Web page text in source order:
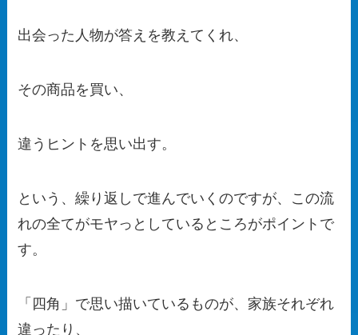
出会った人物が答えを教えてくれ、
その商品を買い、
違うヒントを思い出す。
という、繰り返しで進んでいくのですが、この流
れの全てがモヤっとしているところがポイントで
す。
「四角」で思い描いているものが、家族それぞれ
違ったり、